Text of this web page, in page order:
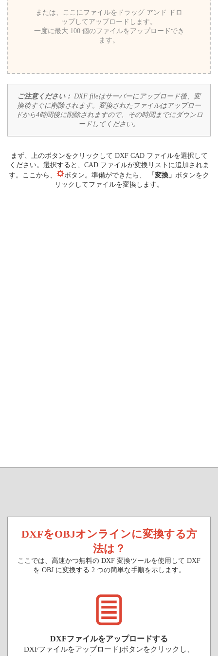
または、ここにファイルをドラッグ アンド ドロ
ップしてアップロードします。
一度に最大 100 個のファイルをアップロードでき
ます。
ご注意ください： DXF fileはサーバーにアップロード後、変
換後すぐに削除されます。変換されたファイルはアップロー
ドから4時間後に削除されますので、その時間までにダウンロ
ードしてください。
まず、上のボタンをクリックして DXF CAD ファイルを選択して
ください。選択すると、CAD ファイルが変換リストに追加されま
す。ここから、
ボタン。準備ができたら、 「変換」 ボタンをク
リックしてファイルを変換します。
DXFをOBJオンラインに変換する方
法は？
ここでは、高速かつ無料の DXF 変換ツールを使用して DXF
を OBJ に変換する 2 つの簡単な手順を示します。
DXFファイルをアップロードする
DXFファイルをアップロード]ボタンをクリックし、